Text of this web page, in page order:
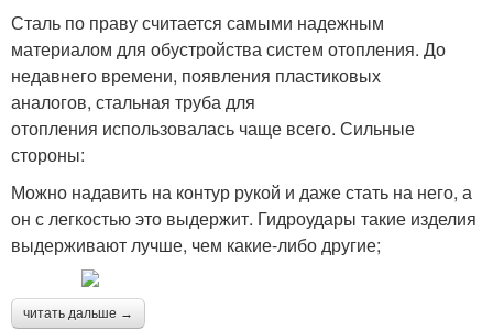
Сталь по праву считается самыми надежным
материалом для обустройства систем отопления. До
недавнего времени, появления пластиковых
аналогов, стальная труба для
отопления использовалась чаще всего. Сильные
стороны:
Можно надавить на контур рукой и даже стать на него, а
он с легкостью это выдержит. Гидроудары такие изделия
выдерживают лучше, чем какие-либо другие;
читать дальше →